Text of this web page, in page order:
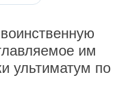
им
ультиматум по